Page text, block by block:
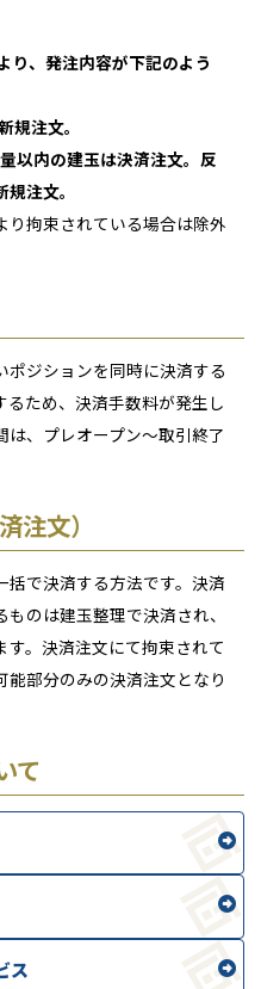
り、発注内容が下記のよう
規注文。
以内の建玉は決済注文。反
注文。
り拘束されている場合は除外
ジションを同時に決済する
ため、決済手数料が発生し
、プレオープン～取引終了
注文）
で決済する方法です。決済
のは建玉整理で決済され、
。決済注文にて拘束されて
部分のみの決済注文となり
て
ス